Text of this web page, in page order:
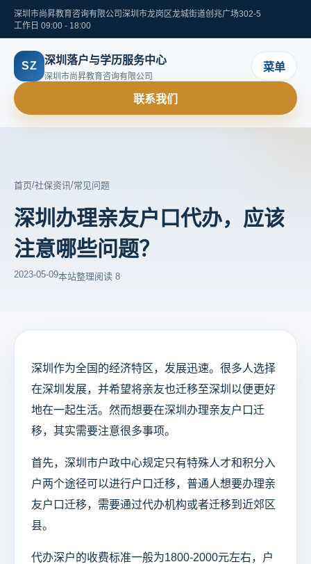
深圳市尚昇教育咨询有限公司 深圳市龙岗区龙城街道创兆广场302-5
工作日 09:00 - 18:00
SZ 深圳落户与学历服务中心
深圳市尚昇教育咨询有限公司
菜单
联系我们
首页/社保资讯/常见问题
深圳办理亲友户口代办，应该
注意哪些问题？
2023-05-09本站整理阅读 8
深圳作为全国的经济特区，发展迅速。很多人选择
在深圳发展，并希望将亲友也迁移至深圳以便更好
地在一起生活。然而想要在深圳办理亲友户口迁
移，其实需要注意很多事项。
首先，深圳市户政中心规定只有特殊人才和积分入
户两个途径可以进行户口迁移，普通人想要办理亲
友户口迁移，需要通过代办机构或者迁移到近郊区
县。
代办深户的收费标准一般为1800-2000元左右，户